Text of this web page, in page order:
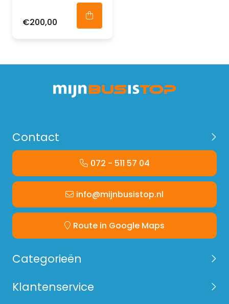
€200,00
Contact
072 - 511 57 04
info@mijnbusistop.nl
Route in Google Maps
Categorieën
Klantenservice